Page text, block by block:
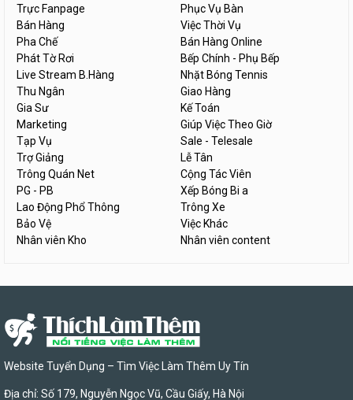
Trực Fanpage
Phục Vụ Bàn
Bán Hàng
Việc Thời Vụ
Pha Chế
Bán Hàng Online
Phát Tờ Rơi
Bếp Chính - Phụ Bếp
Live Stream B.Hàng
Nhặt Bóng Tennis
Thu Ngân
Giao Hàng
Gia Sư
Kế Toán
Marketing
Giúp Việc Theo Giờ
Tạp Vụ
Sale - Telesale
Trợ Giảng
Lễ Tân
Trông Quán Net
Cộng Tác Viên
PG - PB
Xếp Bóng Bi a
Lao Động Phổ Thông
Trông Xe
Bảo Vệ
Việc Khác
Nhân viên Kho
Nhân viên content
Website Tuyển Dụng – Tìm Việc Làm Thêm Uy Tín
Địa chỉ: Số 179, Nguyễn Ngọc Vũ, Cầu Giấy, Hà Nội